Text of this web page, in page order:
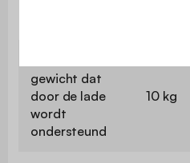
gewicht dat
door de lade
wordt
ondersteund
10 kg